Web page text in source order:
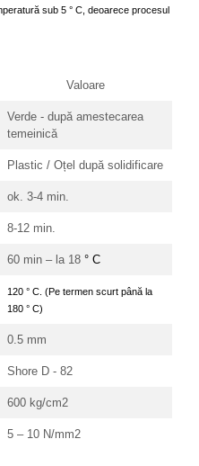
sub 5 ° C, deoarece procesul
Valoare
Verde - după amestecarea
temeinică
Plastic / Oțel după solidificare
ok. 3-4 min.
8-12 min.
60 min – la 18 ° C
120 ° C. (Pe termen scurt până la
180 ° C)
0.5 mm
Shore D - 82
600 kg/cm2
5 – 10 N/mm2